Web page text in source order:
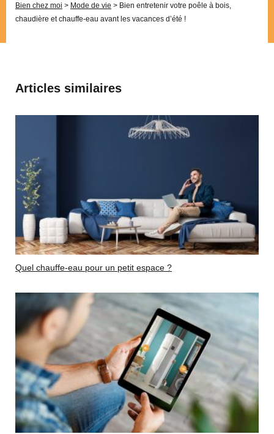
Bien chez moi > Mode de vie > Bien entretenir votre poêle à bois,
chaudière et chauffe-eau avant les vacances d’été !
Articles similaires
Quel chauffe-eau pour un petit espace ?